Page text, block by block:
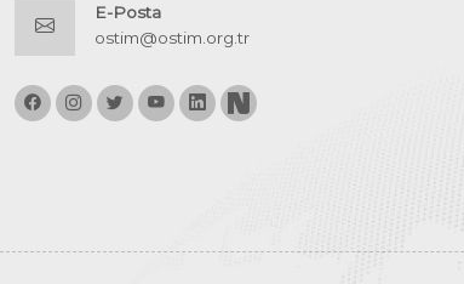
E-Posta
ostim@ostim.org.tr